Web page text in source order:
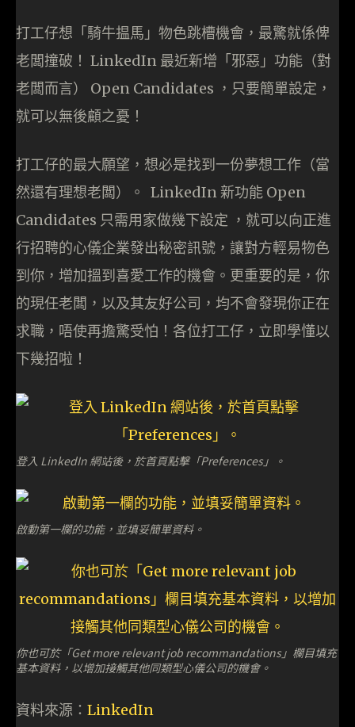
打工仔想「騎牛揾馬」物色跳槽機會，最驚就係俾
老闆撞破！ LinkedIn 最近新增「邪惡」功能（對
老闆而言） Open Candidates ，只要簡單設定，
就可以無後顧之憂！
打工仔的最大願望，想必是找到一份夢想工作（當
然還有理想老闆）。 LinkedIn 新功能 Open
Candidates 只需用家做幾下設定 ，就可以向正進
行招聘的心儀企業發出秘密訊號，讓對方輕易物色
到你，增加搵到喜愛工作的機會。更重要的是，你
的現任老闆，以及其友好公司，均不會發現你正在
求職，唔使再擔驚受怕！各位打工仔，立即學懂以
下幾招啦！
登入 LinkedIn 網站後，於首頁點擊「Preferences」。
啟動第一欄的功能，並填妥簡單資料。
你也可於「Get more relevant job recommandations」欄目填充
基本資料，以增加接觸其他同類型心儀公司的機會。
資料來源： LinkedIn